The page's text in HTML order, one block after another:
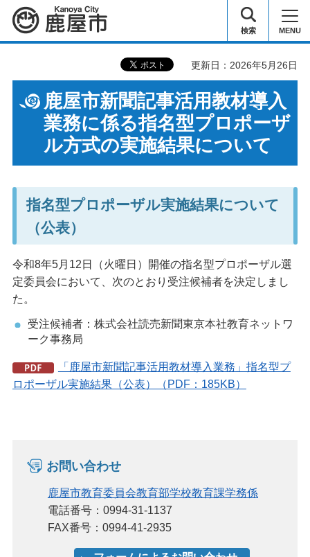
鹿屋市 検索 MENU
更新日：2026年5月26日
鹿屋市新聞記事活用教材導入
業務に係る指名型プロポーザ
ル方式の実施結果について
指名型プロポーザル実施結果について
（公表）
令和8年5月12日（火曜日）開催の指名型プロポーザル選
定委員会において、次のとおり受注候補者を決定しまし
た。
受注候補者：株式会社読売新聞東京本社教育ネットワ
ーク事務局
「鹿屋市新聞記事活用教材導入業務」指名型プ
ロポーザル実施結果（公表）（PDF：185KB）
お問い合わせ
鹿屋市教育委員会教育部学校教育課学務係
電話番号：0994-31-1137
FAX番号：0994-41-2935